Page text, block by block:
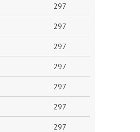
297
297
297
297
297
297
297